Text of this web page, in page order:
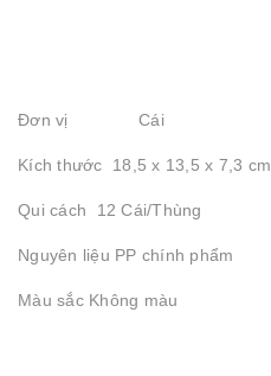
Đơn vị Cái
Kích thước 18,5 x 13,5 x 7,3 cm
Qui cách 12 Cái/Thùng
Nguyên liệu PP chính phẩm
Màu sắc Không màu